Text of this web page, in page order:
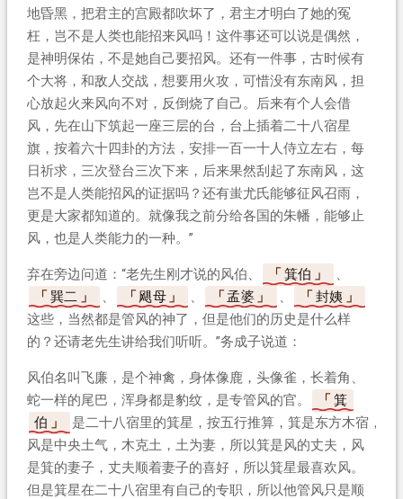
地昏黑，把君主的宫殿都吹坏了，君主才明白了她的冤
枉，岂不是人类也能招来风吗！这件事还可以说是偶然，
是神明保佑，不是她自己要招风。还有一件事，古时候有
个大将，和敌人交战，想要用火攻，可惜没有东南风，担
心放起火来风向不对，反倒烧了自己。后来有个人会借
风，先在山下筑起一座三层的台，台上插着二十八宿星
旗，按着六十四卦的方法，安排一百一十人侍立左右，每
日祈求，三次登台三次下来，后来果然刮起了东南风，这
岂不是人类能招风的证据吗？还有蚩尤氏能够征风召雨，
更是大家都知道的。就像我之前分给各国的朱幡，能够止
风，也是人类能力的一种。”
弃在旁边问道：“老先生刚才说的风伯、 箕伯
巽二
飓母 孟婆
封姨
这些，当然都是管风的神了，但是他们的历史是什么样
的？还请老先生讲给我们听听。”务成子说道：
风伯名叫飞廉，是个神禽，身体像鹿，头像雀，长着角、
蛇一样的尾巴，浑身都是豹纹，是专管风的官。
箕
伯
是二十八宿里的箕星，按五行推算，箕是东方木宿，
风是中央土气，木克土，土为妻，所以箕是风的丈夫，风
是箕的妻子，丈夫顺着妻子的喜好，所以箕星最喜欢风。
但是箕星在二十八宿里有自己的专职，所以他管风只是顺